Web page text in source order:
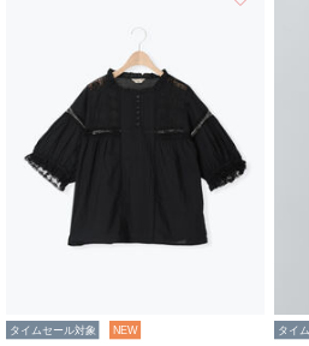
タイムセール対象 NEW タイ